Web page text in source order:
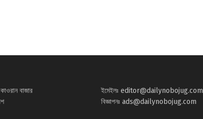
বাজার
ইমেইলঃ editor@dailynobojug.com
বিজ্ঞাপনঃ ads@dailynobojug.com